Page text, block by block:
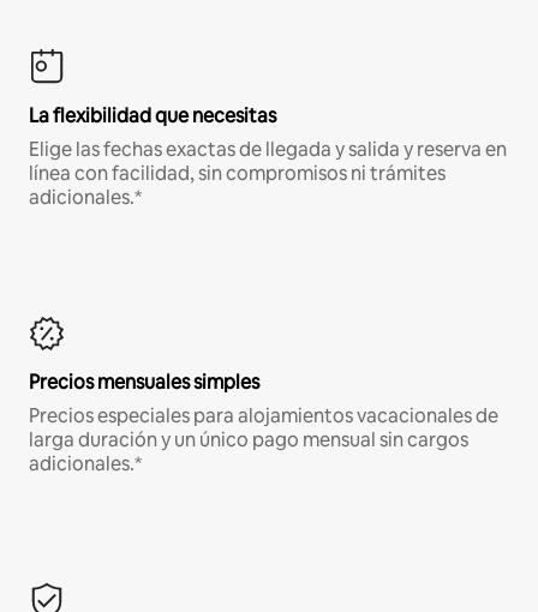
La flexibilidad que necesitas
Elige las fechas exactas de llegada y salida y reserva en
línea con facilidad, sin compromisos ni trámites
adicionales.*
Precios mensuales simples
Precios especiales para alojamientos vacacionales de
larga duración y un único pago mensual sin cargos
adicionales.*